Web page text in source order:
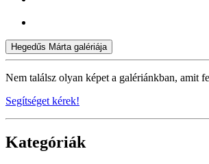
Hegedűs Márta galériája
Nem találsz olyan képet a galériánkban, amit
Segítséget kérek!
Kategóriák